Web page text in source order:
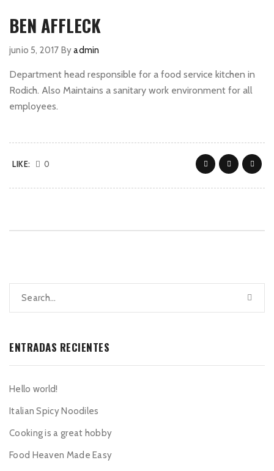
BEN AFFLECK
junio 5, 2017 Byadmin
Department head responsible for a food service kitchen in
Rodich. Also Maintains a sanitary work environment for all
employees.
LIKE: 0
ENTRADAS RECIENTES
Hello world!
Italian Spicy Noodiles
Cooking is a great hobby
Food Heaven Made Easy